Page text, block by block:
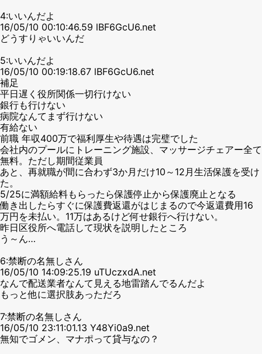
4:いいんだよ
16/05/10 00:10:46.59 lBF6GcU6.net
どうすりゃいいんだ
5:いいんだよ
16/05/10 00:19:18.67 lBF6GcU6.net
補足
平日遅く役所関係一切行けない
銀行も行けない
病院なんてまず行けない
有給ない
前職 年収400万で福利厚生や待遇は完璧でした
会社内のプールにトレーニング施設、マッサージチェアー全て
無料。ただし期間従業員
あと、再就職が間に合わず3か月だけ10～12月生活保護を受け
た。
5/25に満額給料もらったら保護停止から保護廃止となる
働き出したらすぐに保護費返還がはじまるので今返還費用16
万円を未払い。11万はあるけど何せ銀行へ行けない。
昨日区役所へ電話して現状を説明したところ
う～ん…
6:禁断の名無しさん
16/05/10 14:09:25.19 uTUczxdA.net
なんで配送業者なんて見える地雷踏んでるんだよ
もっと他に選択肢あっただろ
7:禁断の名無しさん
16/05/10 23:11:01.13 Y48Yi0a9.net
無知でゴメン、マナポって貸与なの？